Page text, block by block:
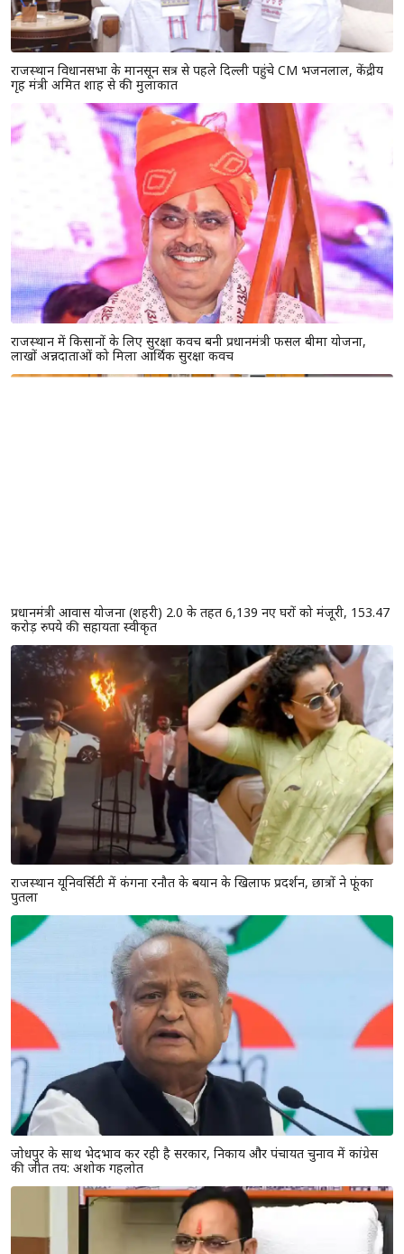
राजस्थान विधानसभा के मानसून सत्र से पहले दिल्ली पहुंचे CM भजनलाल, केंद्रीय
गृह मंत्री अमित शाह से की मुलाकात
राजस्थान में किसानों के लिए सुरक्षा कवच बनी प्रधानमंत्री फसल बीमा योजना,
लाखों अन्नदाताओं को मिला आर्थिक सुरक्षा कवच
प्रधानमंत्री आवास योजना (शहरी) 2.0 के तहत 6,139 नए घरों को मंजूरी, 153.47
करोड़ रुपये की सहायता स्वीकृत
राजस्थान यूनिवर्सिटी में कंगना रनौत के बयान के खिलाफ प्रदर्शन, छात्रों ने फूंका
पुतला
जोधपुर के साथ भेदभाव कर रही है सरकार, निकाय और पंचायत चुनाव में कांग्रेस
की जीत तय: अशोक गहलोत